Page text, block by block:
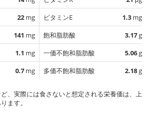
22 mg
141 mg
1.1 mg
0.7 mg
ビタミンE
1.3 mg
飽和脂肪酸
3.17g
一価不飽和脂肪酸
5.06g
多価不飽和脂肪酸
2.18g
、実際には食さないと想定される栄養価は、上
ます。